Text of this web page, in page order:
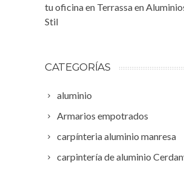
tu oficina en Terrassa en
Stil
CATEGORÍAS
aluminio
Armarios empotrados
carpínteria aluminio manresa
carpintería de aluminio